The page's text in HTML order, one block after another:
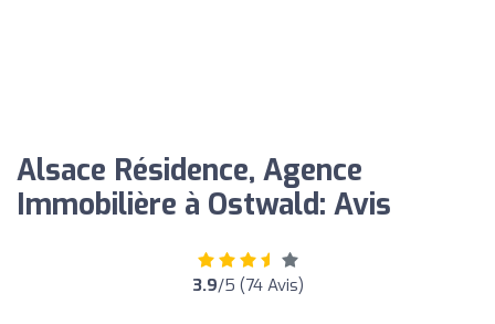
Alsace Résidence, Agence
Immobilière à Ostwald: Avis
3.9/5 (74 Avis)